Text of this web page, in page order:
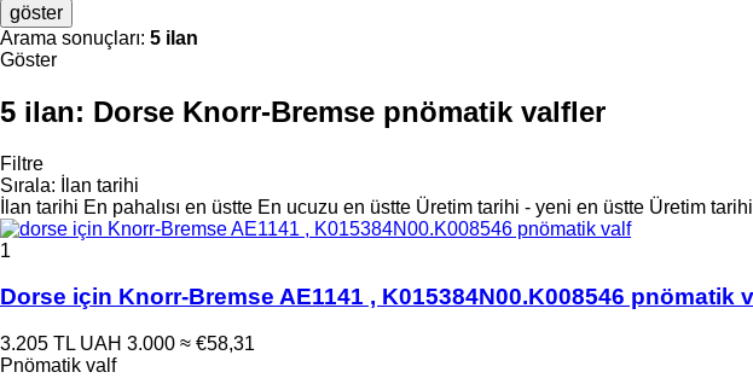
göster
Arama sonuçları: 5 ilan
Göster
5 ilan: Dorse Knorr-Bremse pnömatik valfler
Filtre
Sırala:
İlan tarihi
İlan tarihi En pahalısı en üstte En ucuzu en üstte Üretim tarihi - yeni en üstte Üretim
1
Dorse için Knorr-Bremse AE1141 , K015384N00.K008546 pnömatik
3.205 TL UAH 3.000 ≈ €58,31
Pnömatik valf